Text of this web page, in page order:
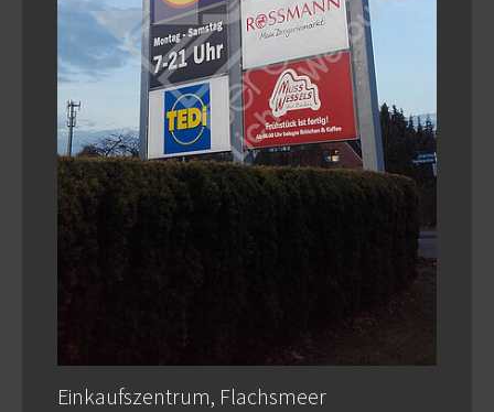
Einkaufszentrum, Flachsmeer